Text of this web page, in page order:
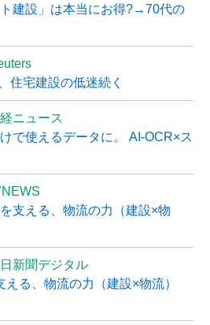
ト建設」は本当にお得?→70代の
住宅建設の低迷続く
ニュース
で使えるデータに。 AI-OCR×ス
支える、物流の力（建設×物
新聞デジタル
る、物流の力（建設×物流）